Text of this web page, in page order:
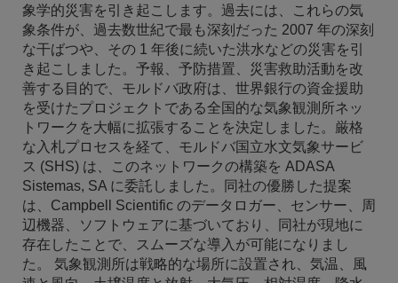
象学的災害を引き起こします。過去には、これらの気
象条件が、過去数世紀で最も深刻だった 2007 年の深刻
な干ばつや、その 1 年後に続いた洪水などの災害を引
き起こしました。予報、予防措置、災害救助活動を改
善する目的で、モルドバ政府は、世界銀行の資金援助
を受けたプロジェクトである全国的な気象観測所ネッ
トワークを大幅に拡張することを決定しました。厳格
な入札プロセスを経て、モルドバ国立水文気象サービ
ス (SHS) は、このネットワークの構築を ADASA
Sistemas, SA に委託しました。同社の優勝した提案
は、Campbell Scientific のデータロガー、センサー、周
辺機器、ソフトウェアに基づいており、同社が現地に
存在したことで、スムーズな導入が可能になりまし
た。 気象観測所は戦略的な場所に設置され、気温、風